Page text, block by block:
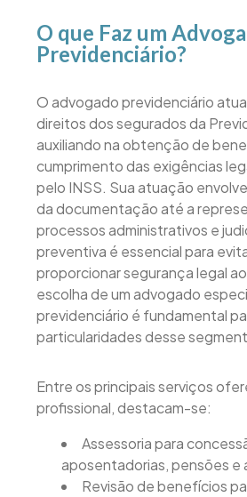
O que Faz um
Previdenciário?
O advogado previdenciário
direitos dos segurados da
auxiliando na obtenção de
cumprimento das exigências
pelo INSS. Sua atuação
da documentação até a
processos administrativos e
preventiva é essencial para
proporcionar segurança legal
escolha de um advogado
previdenciário é fundamental
particularidades desse
Entre os principais serviços
profissional, destacam-se:
Assessoria para
aposentadorias, pensões e
Revisão de benefícios